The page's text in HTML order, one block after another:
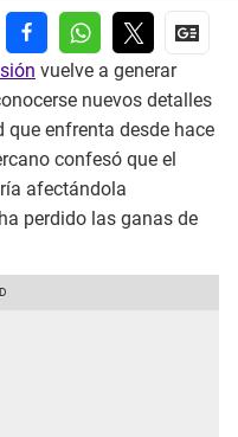
vuelve a generar
nuevos detalles
que enfrenta desde hace
confesó que el
afectándola
perdido las ganas de